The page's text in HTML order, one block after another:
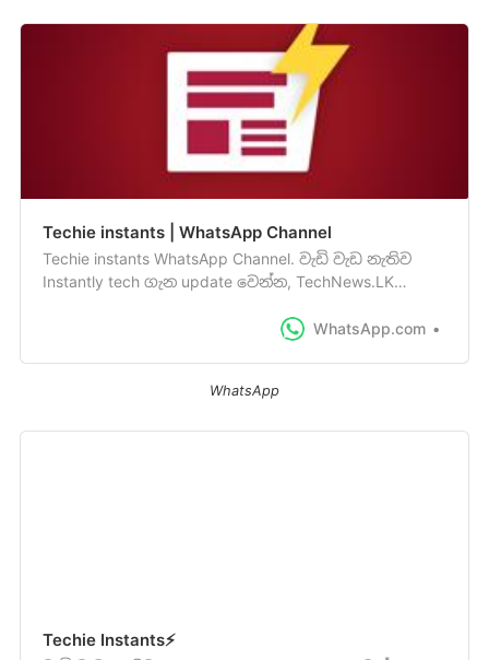
Techie instants | WhatsApp Channel
Techie instants WhatsApp Channel. වැඩි වැඩ නැතිව
Instantly tech ගැන update වෙන්න, TechNews.LK
WhatsApp.com
WhatsApp
Techie Instants⚡